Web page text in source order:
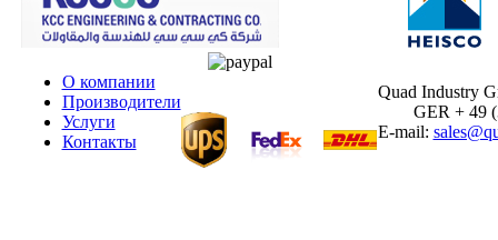
О компании
Производители
Услуги
Контакты
Quad Industry
GER + 49
E-mail: